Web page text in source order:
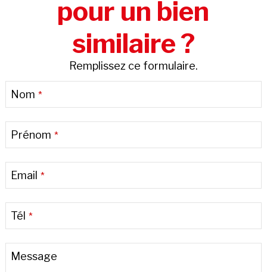
pour un bien
similaire ?
Remplissez ce formulaire.
Nom *
Prénom *
Email *
Tél *
Message